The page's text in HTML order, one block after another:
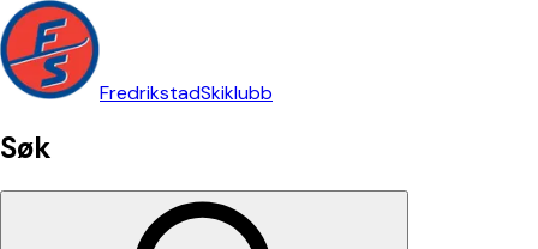
FredrikstadSkiklubb
Søk